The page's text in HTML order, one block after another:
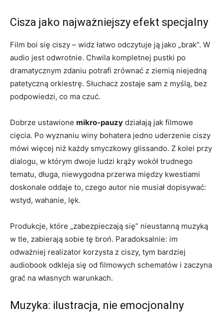
Cisza jako najważniejszy efekt specjalny
Film boi się ciszy – widz łatwo odczytuje ją jako „brak”. W
audio jest odwrotnie. Chwila kompletnej pustki po
dramatycznym zdaniu potrafi zrównać z ziemią niejedną
patetyczną orkiestrę. Słuchacz zostaje sam z myślą, bez
podpowiedzi, co ma czuć.
Dobrze ustawione mikro-pauzy działają jak filmowe
cięcia. Po wyznaniu winy bohatera jedno uderzenie ciszy
mówi więcej niż każdy smyczkowy glissando. Z kolei przy
dialogu, w którym dwoje ludzi krąży wokół trudnego
tematu, długa, niewygodna przerwa między kwestiami
doskonale oddaje to, czego autor nie musiał dopisywać:
wstyd, wahanie, lęk.
Produkcje, które „zabezpieczają się” nieustanną muzyką
w tle, zabierają sobie tę broń. Paradoksalnie: im
odważniej realizator korzysta z ciszy, tym bardziej
audiobook odkleja się od filmowych schematów i zaczyna
grać na własnych warunkach.
Muzyka: ilustracja, nie emocjonalny